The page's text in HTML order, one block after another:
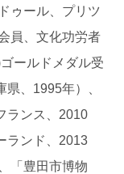
ゥール、プリツ
員、文化功労者
ゴールドメダル受
、 1995年）、
ンス、 2010
ンド、 2013
「豊田市博物